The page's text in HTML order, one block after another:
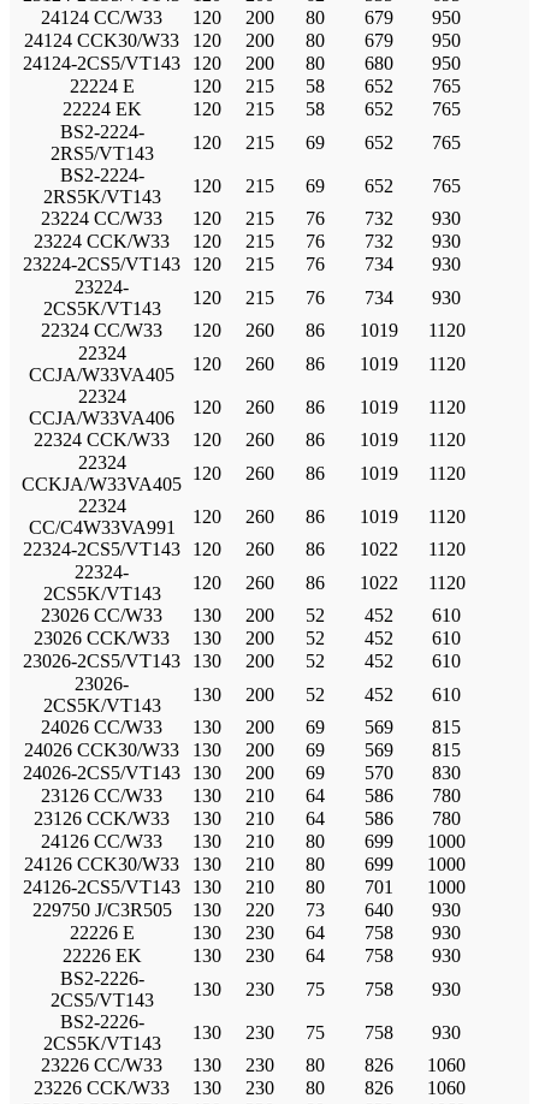
24124 CC/W33
120 200 80 679
950
24124 CCK30/W33
120 200 80 679
950
24124-2CS5/VT143
120 200 80 680
950
22224 E
120 215 58 652
765
22224 EK
120 215 58 652
765
BS2-2224-
2RS5/VT143
120 215 69 652
765
BS2-2224-
2RS5K/VT143
120 215 69 652
765
23224 CC/W33
120 215 76 732
930
23224 CCK/W33
120 215 76 732
930
23224-2CS5/VT143
120 215 76 734
930
23224-
2CS5K/VT143
120 215 76 734
930
22324 CC/W33
120 260 86 1019
1120
22324
CCJA/W33VA405
120 260 86 1019
1120
22324
CCJA/W33VA406
120 260 86 1019
1120
22324 CCK/W33
120 260 86 1019
1120
22324
CCKJA/W33VA405
120 260 86 1019
1120
22324
CC/C4W33VA991
120 260 86 1019
1120
22324-2CS5/VT143
120 260 86 1022
1120
22324-
2CS5K/VT143
120 260 86 1022
1120
23026 CC/W33
130 200 52 452
610
23026 CCK/W33
130 200 52 452
610
23026-2CS5/VT143
130 200 52 452
610
23026-
2CS5K/VT143
130 200 52 452
610
24026 CC/W33
130 200 69 569
815
24026 CCK30/W33
130 200 69 569
815
24026-2CS5/VT143
130 200 69 570
830
23126 CC/W33
130 210 64 586
780
23126 CCK/W33
130 210 64 586
780
24126 CC/W33
130 210 80 699
1000
24126 CCK30/W33
130 210 80 699
1000
24126-2CS5/VT143
130 210 80 701
1000
229750 J/C3R505
130 220 73 640
930
22226 E
130 230 64 758
930
22226 EK
130 230 64 758
930
BS2-2226-
2CS5/VT143
130 230 75 758
930
BS2-2226-
2CS5K/VT143
130 230 75 758
930
23226 CC/W33
130 230 80 826
1060
23226 CCK/W33
130 230 80 826
1060